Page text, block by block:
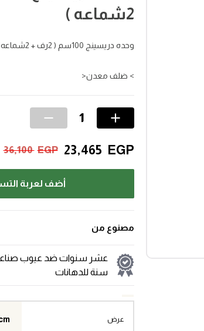
2شماعه )
وحده دريسينج 100سم ( 2رف + 2شماعه )
> ضلف معدن<
36,100 EGP 23,465 EGP
أضف لعربة
مصنوع من
عشر سنوات ضد عيوب صناعة
سنة للدهانات
عرض